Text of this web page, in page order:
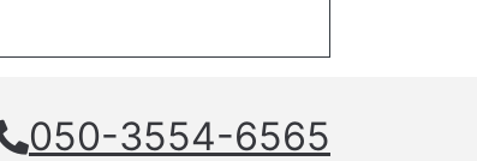
050-3554-6565